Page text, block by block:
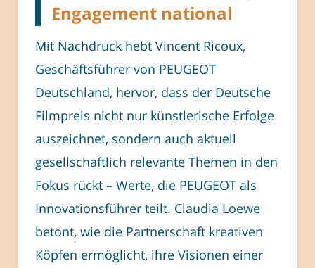
Engagement national
Mit Nachdruck hebt Vincent Ricoux,
Geschäftsführer von PEUGEOT
Deutschland, hervor, dass der Deutsche
Filmpreis nicht nur künstlerische Erfolge
auszeichnet, sondern auch aktuell
gesellschaftlich relevante Themen in den
Fokus rückt – Werte, die PEUGEOT als
Innovationsführer teilt. Claudia Loewe
betont, wie die Partnerschaft kreativen
Köpfen ermöglicht, ihre Visionen einer